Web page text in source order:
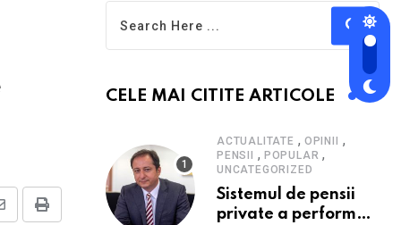
Print
CELE MAI CITITE ARTICOLE
ACTUALITATE , OPINII ,
PENSII , POPULAR ,
UNCATEGORIZED
Sistemul de pensii
private a performat